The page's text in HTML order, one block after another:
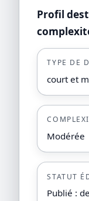
Profil
TYPE DE
court et
Modérée
STATUT
Publié :